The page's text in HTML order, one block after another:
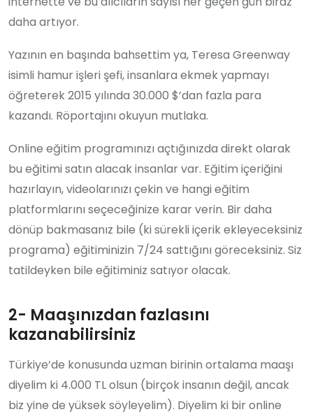
daha artıyor.
Yazının en başında bahsettim ya, Teresa Greenway
isimli hamur işleri şefi, insanlara ekmek yapmayı
öğreterek 2015 yılında 30.000 $’dan fazla para
kazandı. Röportajını okuyun mutlaka.
Online eğitim programınızı açtığınızda direkt olarak
bu eğitimi satın alacak insanlar var. Eğitim içeriğini
hazırlayın, videolarınızı çekin ve hangi eğitim
platformlarını seçeceğinize karar verin. Bir daha
dönüp bakmasanız bile (ki sürekli içerik ekleyeceksiniz
programa) eğitiminizin 7/24 sattığını göreceksiniz. Siz
tatildeyken bile eğitiminiz satıyor olacak.
2- Maaşınızdan fazlasını
kazanabilirsiniz
Türkiye’de konusunda uzman birinin ortalama maaşı
diyelim ki 4.000 TL olsun (birçok insanın değil, ancak
biz yine de yüksek söyleyelim). Diyelim ki bir online